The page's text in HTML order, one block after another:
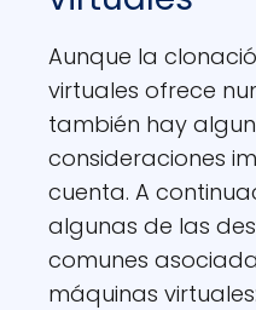
Aunque la
virtuales ofrece
también hay
consideraciones
cuenta. A
algunas de las
comunes
máquinas virtuales: